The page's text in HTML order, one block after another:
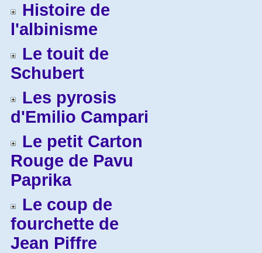
Histoire de
l'albinisme
Le touit de
Schubert
Les pyrosis
d'Emilio Campari
Le petit Carton
Rouge de Pavu
Paprika
Le coup de
fourchette de
Jean Piffre